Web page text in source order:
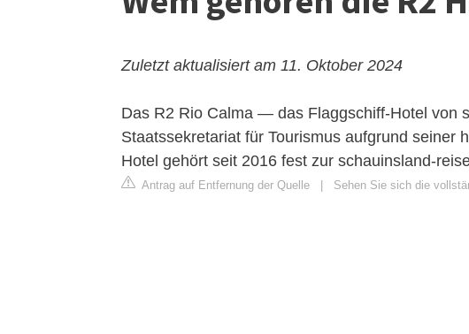
Zuletzt aktualisiert am 11. Oktober 2024
Das R2 Rio Calma — das Flaggschiff-Hotel von
Staatssekretariat für Tourismus aufgrund seiner
Hotel gehört seit 2016 fest zur schauinsland-
Antrag auf Entfernung der Quelle Sehen Sie sich die